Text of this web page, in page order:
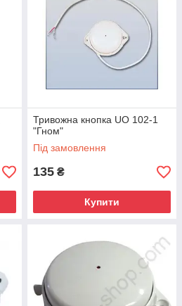
Тривожна кнопка UO 102-1
"Гном"
Під замовлення
135 ₴
Купити